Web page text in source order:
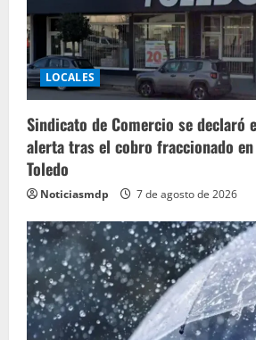
LOCALES
Sindicato de Comercio se declaró
alerta tras el cobro fraccionado
Toledo
Noticiasmdp 7 de agosto de 2026